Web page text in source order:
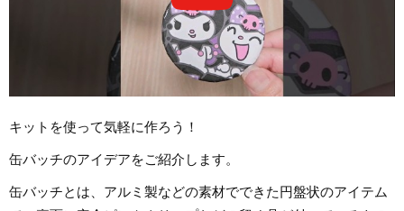
キットを使って気軽に作ろう！
缶バッチのアイデアをご紹介します。
缶バッチとは、アルミ製などの素材でできた円盤状のアイテム